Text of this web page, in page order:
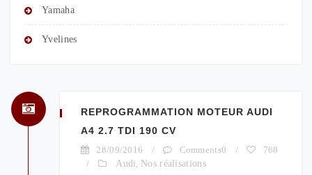
Yamaha
Yvelines
REPROGRAMMATION MOTEUR AUDI
A4 2.7 TDI 190 CV
28/09/2016 / Comments0 /
768
/
Audi, Nos réalisations